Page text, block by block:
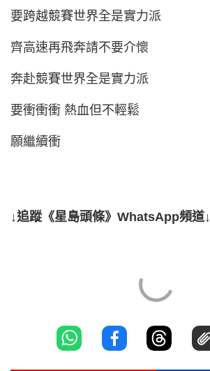
要跨越競賽世界全是實力派
齊高速再飛奔請不要介懷
奔赴競賽世界全是實力派
要衝衝衝 熱血但不輕鬆
願繼續衝
↓追蹤《星島頭條》WhatsApp頻道↓